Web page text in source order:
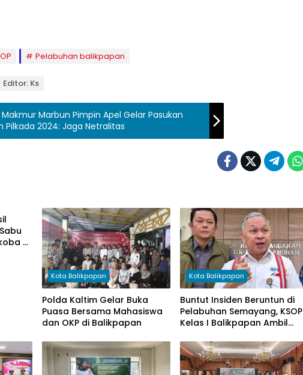
Pelabuhan balikpapan
Editor: Ks
Makmur Marbun Pimpin Apel Gelar Pasukan
Pilkada 2024: Jaga Netralitas
di
Kota Balikpapan
Polda Kaltim Gelar Buka
Puasa Bersama Mahasiswa
dan OKP di Balikpapan
Kota Balikpapan
Buntut Insiden Beruntun di
Pelabuhan Semayang, KSOP
Kelas I Balikpapan Ambil